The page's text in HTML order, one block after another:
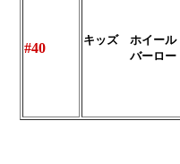
#40
キッズ ホイール
バーロー